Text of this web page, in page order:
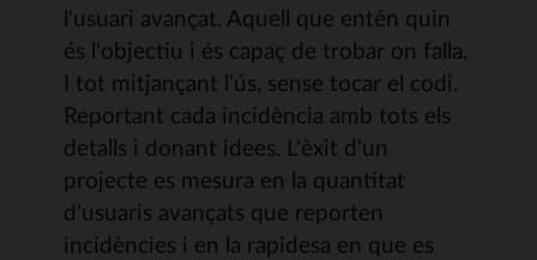
l'usuari avançat. Aquell que entén quin
és l'objectiu i és capaç de trobar on falla.
I tot mitjançant l'ús, sense tocar el codi.
Reportant cada incidència amb tots els
detalls i donant idees. L'èxit d'un
projecte es mesura en la quantitat
d'usuaris avançats que reporten
incidències i en la rapidesa en que es